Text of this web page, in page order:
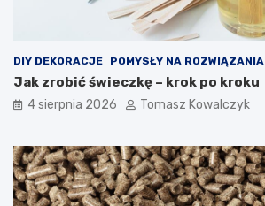
DIY DEKORACJE POMYSŁY NA ROZWIĄZANIA
Jak zrobić świeczkę – krok po kroku
4 sierpnia 2026 Tomasz Kowalczyk